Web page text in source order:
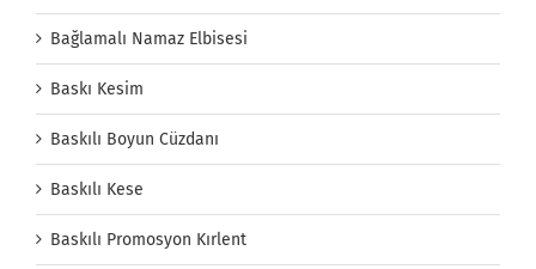
Bağlamalı Namaz Elbisesi
Baskı Kesim
Baskılı Boyun Cüzdanı
Baskılı Kese
Baskılı Promosyon Kırlent